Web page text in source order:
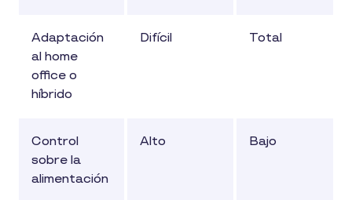
Adaptación
al home
office o
híbrido
Difícil Total
Control
sobre la
alimentación
Alto Bajo